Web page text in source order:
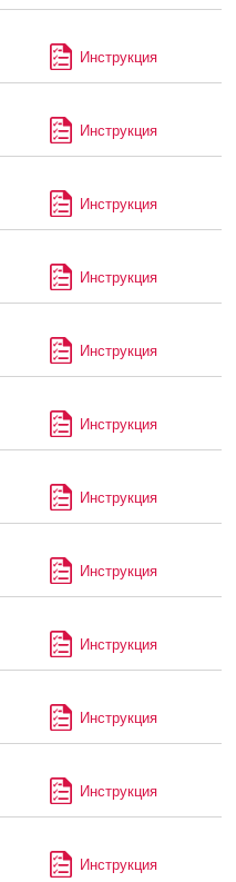
Инструкция
Инструкция
Инструкция
Инструкция
Инструкция
Инструкция
Инструкция
Инструкция
Инструкция
Инструкция
Инструкция
Инструкция